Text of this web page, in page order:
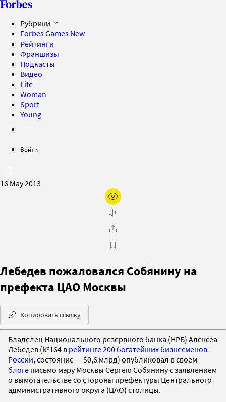
Рубрики
Forbes Games New
Рейтинги
Франшизы
Подкасты
Видео
Life
Woman
Sport
Young
Войти
16 May 2013
Лебедев пожаловался Собянину на
префекта ЦАО Москвы
Копировать ссылку
Владелец Национального резервного банка (НРБ) Алексеа
Лебедев (№164 в рейтинге 200 богатейших бизнесменов
России, состояние — $0,6 млрд) опубликовал в своем
блоге письмо мэру Москвы Сергею Собянину с заявлением
о вымогательстве со стороны префектуры Центрального
административного округа (ЦАО) столицы.